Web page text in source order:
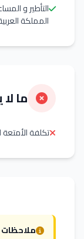
التأطير و
المملكة
ما
تكلفة الأمتعة